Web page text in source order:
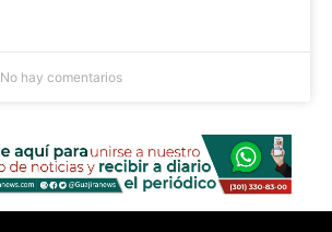
No hay comentarios